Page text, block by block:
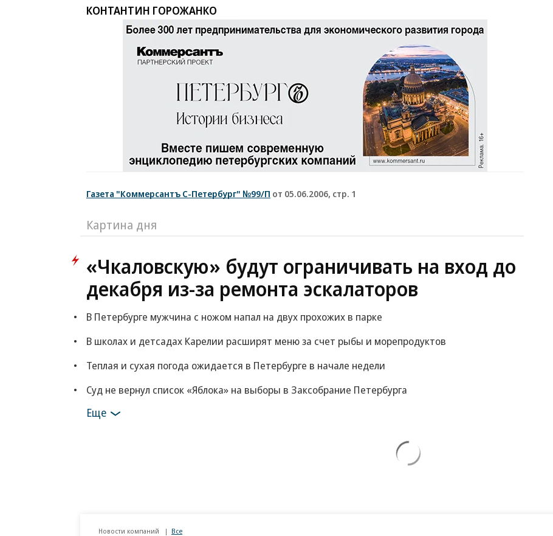
КОНТАНТИН ГОРОЖАНКО
Газета "Коммерсантъ С-Петербург" №99/П от 05.06.2006, стр. 1
Картина дня
«Чкаловскую» будут ограничивать на вход до
декабря из-за ремонта эскалаторов
В Петербурге мужчина с ножом напал на двух прохожих в парке
В школах и детсадах Карелии расширят меню за счет рыбы и морепродуктов
Теплая и сухая погода ожидается в Петербурге в начале недели
Суд не вернул список «Яблока» на выборы в Заксобрание Петербурга
Еще
Новости компаний Все